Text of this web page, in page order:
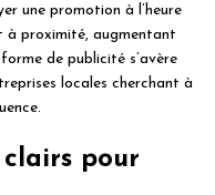
une promotion à l’heure
à proximité, augmentant
de publicité s’avère
locales cherchant à
pour